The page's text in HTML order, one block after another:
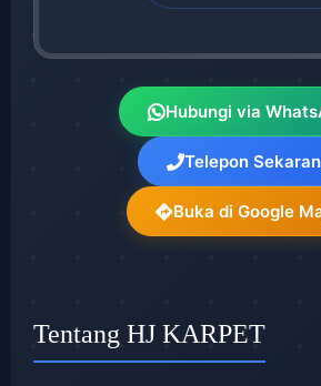
Hubungi via
Telepon
Buka di Google
Tentang HJ KARPET